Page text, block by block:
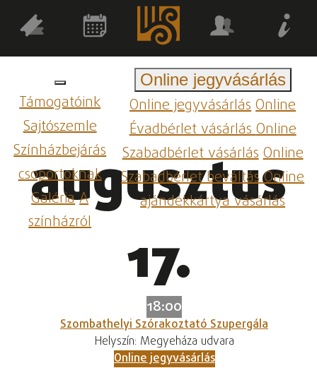
Támogatóink
Sajtószemle
Színházbejárás
csoportoknak
GalériaA
színházról
Online jegyvásárlás
Online jegyvásárlásOnline
Évadbérlet vásárlásOnline
Szabadbérlet vásárlásOnline
Szabadbérlet beváltásOnline
ajándékkártya vásárlás
augusztus
17.
18:00
Szombathelyi Szórakoztató Szupergála
Helyszín: Megyeháza udvara
Online jegyvásárlás